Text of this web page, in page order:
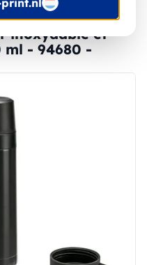
inoxydable et
ml - 94680 -